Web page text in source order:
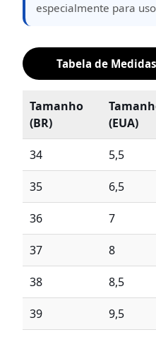
especialmente para
Tabela de
Tamanho
(BR)
(EUA)
34 5,5
35 6,5
36 7
37 8
38 8,5
39 9,5